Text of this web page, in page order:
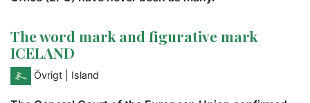
The word mark and figurative mark
ICELAND
Övrigt | Island